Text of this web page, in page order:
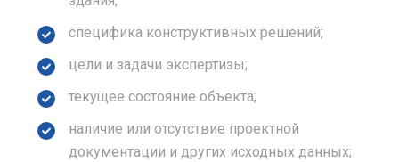
специфика конструктивных решений;
цели и задачи экспертизы;
текущее состояние объекта;
наличие или отсутствие проектной
документации и других исходных данных;